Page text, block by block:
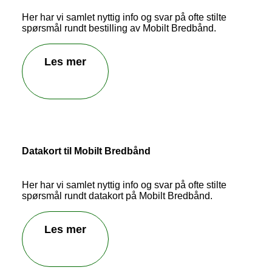
Her har vi samlet nyttig info og svar på ofte stilte
spørsmål rundt bestilling av Mobilt Bredbånd.
Les mer
Datakort til Mobilt Bredbånd
Her har vi samlet nyttig info og svar på ofte stilte
spørsmål rundt datakort på Mobilt Bredbånd.
Les mer